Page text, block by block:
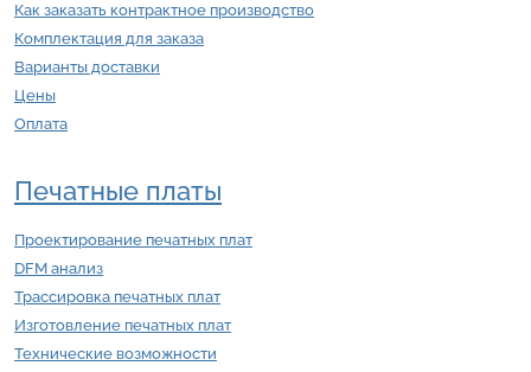
Как заказать контрактное производство
Комплектация для заказа
Варианты доставки
Цены
Оплата
Печатные платы
Проектирование печатных плат
DFM анализ
Трассировка печатных плат
Изготовление печатных плат
Технические возможности